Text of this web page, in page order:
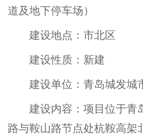
道及地下停车场）
建设地点 ：市北区
建设性质 ： 新建
建设单位 ： 青岛城发城
建设内容 ： 项目位于青
路与鞍山路节点处杭鞍高架